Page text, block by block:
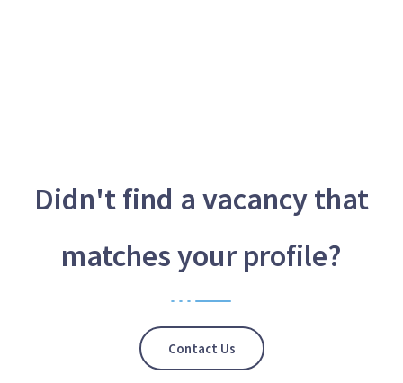
Didn't find a vacancy that
matches your profile?
Contact Us